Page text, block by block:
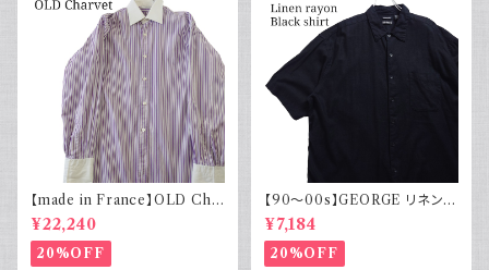
【made in France】OLD Cha
rvet ストライプ 切り替え 紫
¥22,240
20%OFF
【90～00s】GEORGE リネンレ
ーヨンシャツ 黒 ボックスシルエ
ット XL
¥7,184
20%OFF